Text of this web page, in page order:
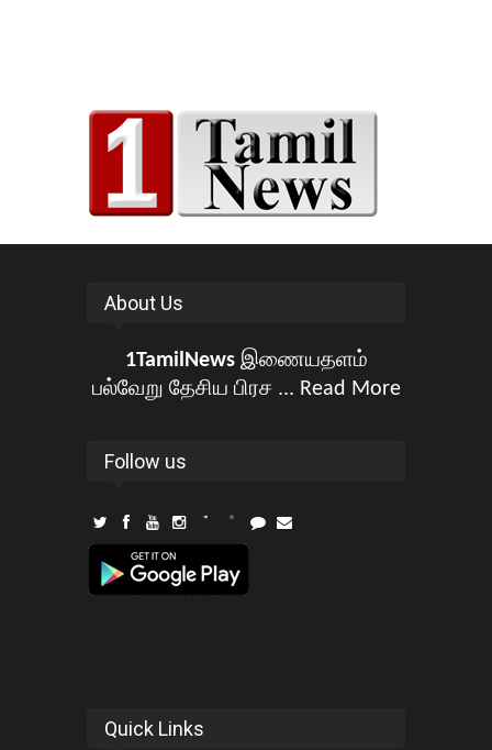
About Us
1TamilNewsஇணையதளம்
பல்வேறு தேசிய பிரச ... Read More
Follow us
Quick Links